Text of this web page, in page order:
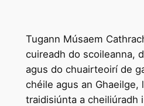
Tugann Músaem
cuireadh do scoileanna,
agus do chuairteoirí de
chéile agus an Ghaeilge,
traidisiúnta a cheiliúradh